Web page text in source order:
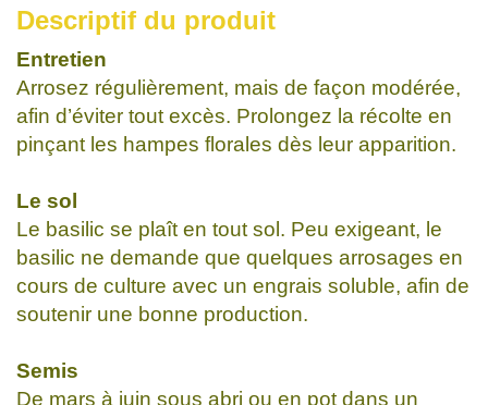
Descriptif du produit
Entretien
Arrosez régulièrement, mais de façon modérée,
afin d’éviter tout excès. Prolongez la récolte en
pinçant les hampes florales dès leur apparition.
Le sol
Le basilic se plaît en tout sol. Peu exigeant, le
basilic ne demande que quelques arrosages en
cours de culture avec un engrais soluble, afin de
soutenir une bonne production.
Semis
De mars à juin sous abri ou en pot dans un